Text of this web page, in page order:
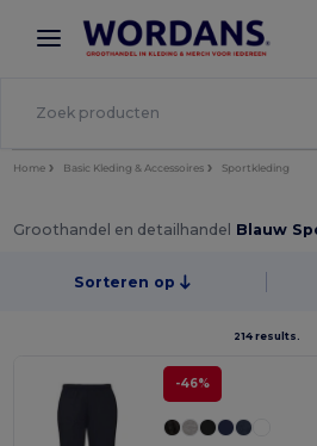
× Wordans-app
Betere prijzen in de app!
Home Basic Kleding & Accessoires Sportkleding
Groothandel en detailhandel Blauw
Sorteren op
214 results.
-46%